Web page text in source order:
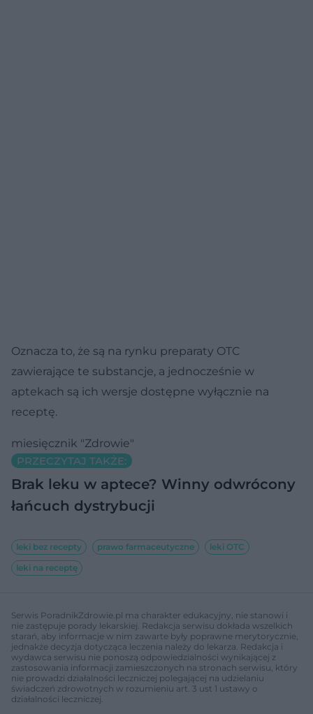
Oznacza to, że są na rynku preparaty OTC
zawierające te substancje, a jednocześnie w
aptekach są ich wersje dostępne wyłącznie na
receptę.
miesięcznik "Zdrowie"
PRZECZYTAJ TAKŻE:
Brak leku w aptece? Winny odwrócony
łańcuch dystrybucji
leki bez recepty prawo farmaceutyczne
leki OTC
leki na receptę
Serwis PoradnikZdrowie.pl ma charakter edukacyjny, nie stanowi i
nie zastępuje porady lekarskiej. Redakcja serwisu dokłada wszelkich
starań, aby informacje w nim zawarte były poprawne merytorycznie,
jednakże decyzja dotycząca leczenia należy do lekarza. Redakcja i
wydawca serwisu nie ponoszą odpowiedzialności wynikającej z
zastosowania informacji zamieszczonych na stronach serwisu, który
nie prowadzi działalności leczniczej polegającej na udzielaniu
świadczeń zdrowotnych w rozumieniu art. 3 ust 1 ustawy o
działalności leczniczej.